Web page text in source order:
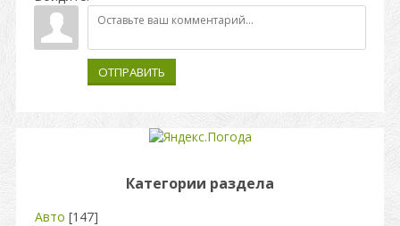
ОТПРАВИТЬ
Категории раздела
Авто [147]